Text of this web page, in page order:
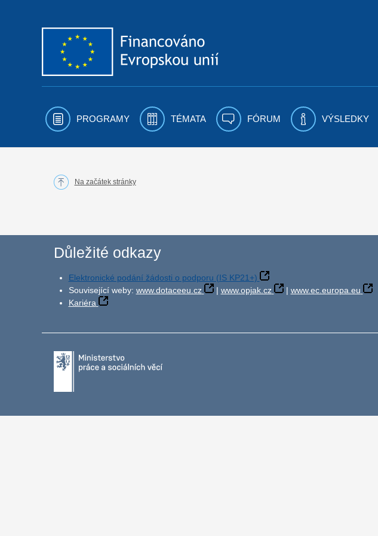
PROGRAMY TÉMATA FÓRUM VÝSLEDKY
Na začátek stránky
Důležité odkazy
Elektronické podání žádosti o podporu (IS KP21+)
Související weby: www.dotaceeu.cz | www.opjak.cz | www.ec.europa.eu
Kariéra